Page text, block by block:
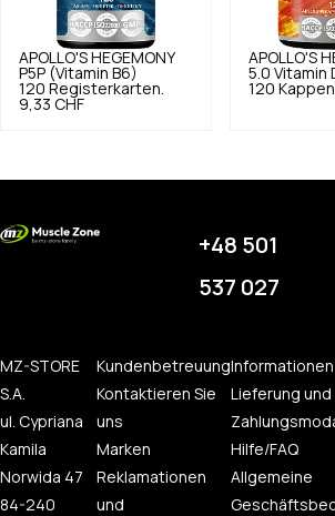
APOLLO'S HEGEMONY
P5P (Vitamin B6)
120 Registerkarten.
9,33 CHF
APOLLO'S
5.0 Vitamin
120 Kappen.
+48 501
537 027
MZ-STORE
S.A.
ul. Cypriana
Kamila
Norwida 47
84-240
Kundenbetreuung
Kontaktieren Sie
uns
Marken
Reklamationen
und
Informationen
Lieferung und
Hilfe/FAQ
Allgemeine